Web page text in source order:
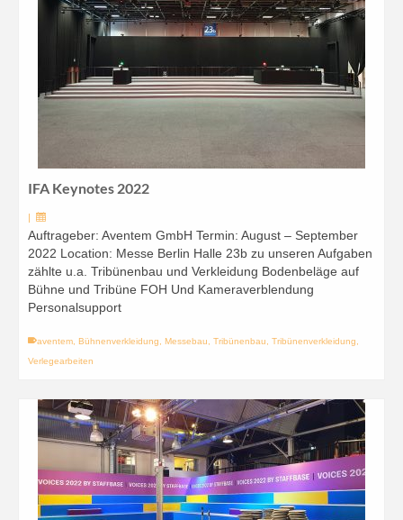
IFA Keynotes 2022
|
Auftrageber: Aventem GmbH Termin: August – September
2022 Location: Messe Berlin Halle 23b zu unseren Aufgaben
zählte u.a. Tribünenbau und Verkleidung Bodenbeläge auf
Bühne und Tribüne FOH Und Kameraverblendung
Personalsupport
aventem Bühnenverkleidung Messebau Tribünenbau Tribünenverkleidung
Verlegearbeiten